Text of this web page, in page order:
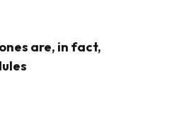
are, in fact,